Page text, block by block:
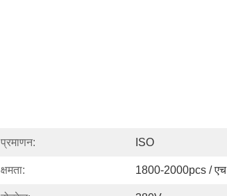
प्रमाणन: ISO
क्षमता: 1800-2000pcs / एच